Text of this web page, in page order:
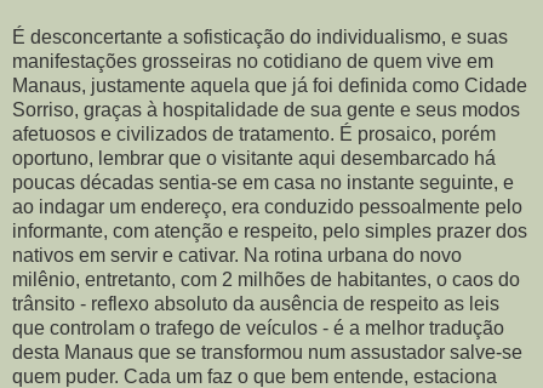
É desconcertante a sofisticação do individualismo, e suas
manifestações grosseiras no cotidiano de quem vive em
Manaus, justamente aquela que já foi definida como Cidade
Sorriso, graças à hospitalidade de sua gente e seus modos
afetuosos e civilizados de tratamento. É prosaico, porém
oportuno, lembrar que o visitante aqui desembarcado há
poucas décadas sentia-se em casa no instante seguinte, e
ao indagar um endereço, era conduzido pessoalmente pelo
informante, com atenção e respeito, pelo simples prazer dos
nativos em servir e cativar. Na rotina urbana do novo
milênio, entretanto, com 2 milhões de habitantes, o caos do
trânsito - reflexo absoluto da ausência de respeito as leis
que controlam o trafego de veículos - é a melhor tradução
desta Manaus que se transformou num assustador salve-se
quem puder. Cada um faz o que bem entende, estaciona